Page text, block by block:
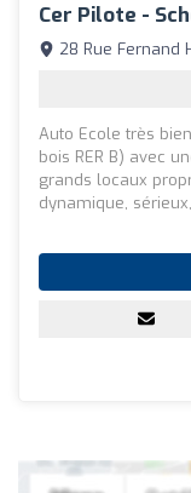
Cer Pilote -
28 Rue Fernand
Auto Ecole très
bois RER B) avec
grands locaux
dynamique,